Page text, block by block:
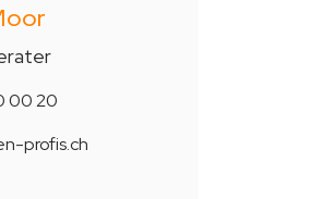
00 20
profis.ch